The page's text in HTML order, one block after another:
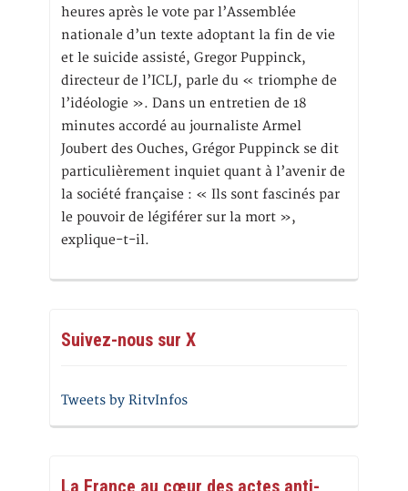
heures après le vote par l’Assemblée
nationale d’un texte adoptant la fin de vie
et le suicide assisté, Gregor Puppinck,
directeur de l’ICLJ, parle du « triomphe de
l’idéologie ». Dans un entretien de 18
minutes accordé au journaliste Armel
Joubert des Ouches, Grégor Puppinck se dit
particulièrement inquiet quant à l’avenir de
la société française : « Ils sont fascinés par
le pouvoir de légiférer sur la mort »,
explique-t-il.
Suivez-nous sur X
Tweets by RitvInfos
La France au cœur des actes anti-